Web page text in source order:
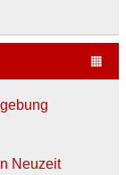
Neuzeit